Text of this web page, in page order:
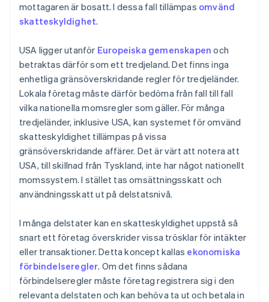
mottagaren är bosatt. I dessa fall tillämpas omvänd
skatteskyldighet.
USA ligger utanför Europeiska gemenskapen och
betraktas därför som ett tredjeland. Det finns inga
enhetliga gränsöverskridande regler för tredjeländer.
Lokala företag måste därför bedöma från fall till fall
vilka nationella momsregler som gäller. För många
tredjeländer, inklusive USA, kan systemet för omvänd
skatteskyldighet tillämpas på vissa
gränsöverskridande affärer. Det är värt att notera att
USA, till skillnad från Tyskland, inte har något nationellt
momssystem. I stället tas omsättningsskatt och
användningsskatt ut på delstatsnivå.
I många delstater kan en skatteskyldighet uppstå så
snart ett företag överskrider vissa trösklar för intäkter
eller transaktioner. Detta koncept kallas ekonomiska
förbindelseregler. Om det finns sådana
förbindelseregler måste företag registrera sig i den
relevanta delstaten och kan behöva ta ut och betala in